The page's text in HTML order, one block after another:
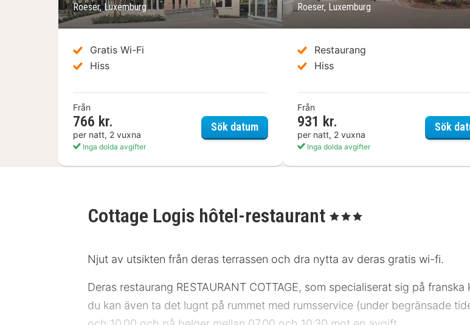
Roeser, Luxemburg
Gratis Wi-Fi
Hiss
Från
766 kr.
per natt, 2 vuxna
Inga dolda avgifter
Sök datumibis budget Luxembourg sud
Roeser, Luxemburg
Restaurang
Hiss
Från
931 kr.
per natt, 2 vuxna
Inga dolda avgifter
Sök
Cottage Logis hôtel-restaurant , 3 Stjärnor
Njut av utsikten från deras terrassen och dra nytta av deras gratis wi-fi.
Deras restaurang RESTAURANT COTTAGE, som specialiserat sig på
du kan även ta det lugnt på rummet med rumsservice (under begränsade